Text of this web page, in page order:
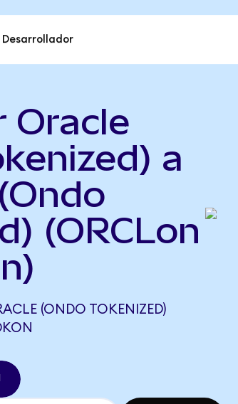
Desarrollador
Oracle
a
(ORCLon
(ONDO TOKENIZED)